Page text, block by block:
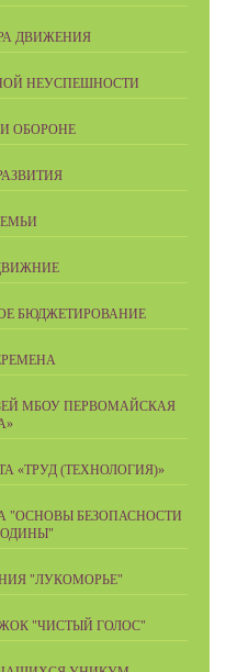
ДВИЖЕНИЯ
НЕУСПЕШНОСТИ
ОБОРОНЕ
БЮДЖЕТИРОВАНИЕ
МБОУ ПЕРВОМАЙСКАЯ
«ТРУД (ТЕХНОЛОГИЯ)»
"ОСНОВЫ БЕЗОПАСНОСТИ
"ЛУКОМОРЬЕ"
"ЧИСТЫЙ ГОЛОС"